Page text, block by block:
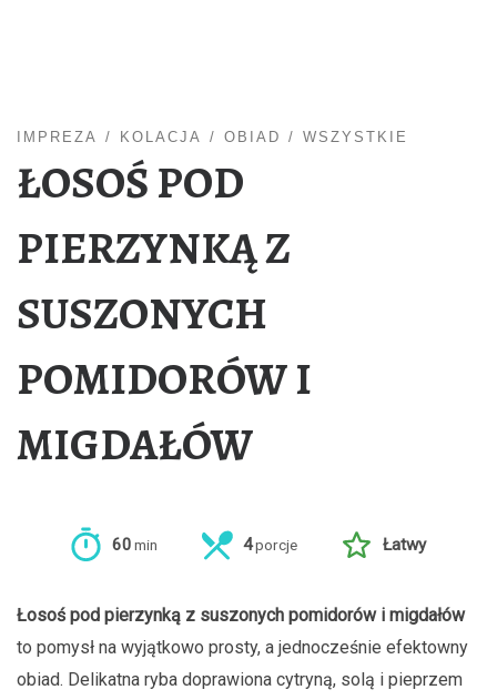
IMPREZA KOLACJA OBIAD WSZYSTKIE
ŁOSOŚ POD
PIERZYNKĄ Z
SUSZONYCH
POMIDORÓW I
MIGDAŁÓW
60min 4porcje Łatwy
Łosoś pod pierzynką z suszonych pomidorów i migdałów
to pomysł na wyjątkowo prosty, a jednocześnie efektowny
obiad. Delikatna ryba doprawiona cytryną, solą i pieprzem